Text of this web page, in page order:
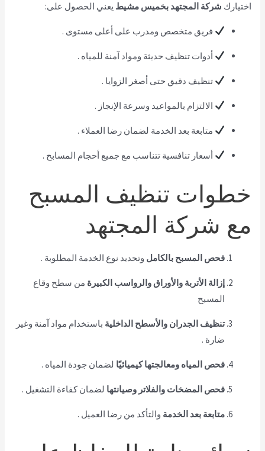
اختيارك شركة المجتهد بخميس مشيط يعني الحصول على:
فريق متخصص ومدرب على أعلى مستوى .
أدوات تنظيف حديثة ومواد آمنة للمياه .
تنظيف دقيق حتى أصغر الزوايا .
الالتزام بالمواعيد وسرعة الإنجاز .
متابعة بعد الخدمة لضمان رضا العملاء .
أسعار تنافسية تتناسب مع جميع أحجام المسابح .
خطوات تنظيف المسبح
مع شركة المجتهد
فحص المسبح بالكامل وتحديد نوع الخدمة المطلوبة .
إزالة الأتربة والأوراق والرواسب الكبيرة من سطح وقاع
المسبح
تنظيف الجدران والأسطح الداخلية باستخدام مواد آمنة وغير
ضارة .
فحص المياه ومعالجتها كيميائيًا لضمان جودة المياه .
فحص المضخات والفلاتر وصيانتها لضمان كفاءة التشغيل .
متابعة بعد الخدمة والتأكد من رضا العميل .